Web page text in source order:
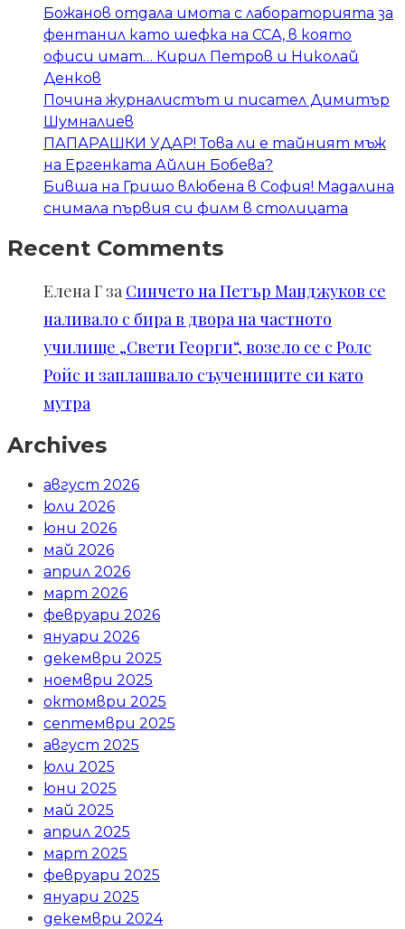
Божанов отдала имота с лабораторията за
фентанил като шефка на ССА, в която
офиси имат… Кирил Петров и Николай
Денков
Почина журналистът и писател Димитър
Шумналиев
ПАПАРАШКИ УДАР! Това ли е тайният мъж
на Ергенката Айлин Бобева?
Бивша на Гришо влюбена в София! Мадалина
снимала първия си филм в столицата
Recent Comments
Елена Г за Синчето на Петър Манджуков се
наливало с бира в двора на частното
училище „Свети Георги“, возело се с Ролс
Ройс и заплашвало съучениците си като
мутра
Archives
август 2026
юли 2026
юни 2026
май 2026
април 2026
март 2026
февруари 2026
януари 2026
декември 2025
ноември 2025
октомври 2025
септември 2025
август 2025
юли 2025
юни 2025
май 2025
април 2025
март 2025
февруари 2025
януари 2025
декември 2024